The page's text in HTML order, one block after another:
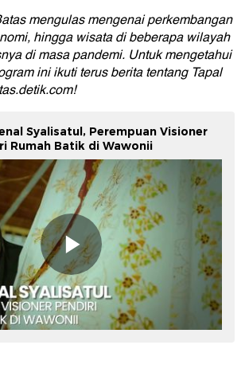
mengulas mengenai perkembangan
hingga wisata di beberapa wilayah
di masa pandemi. Untuk mengetahui
ini ikuti terus berita tentang Tapal
!
Syalisatul, Perempuan Visioner
Rumah Batik di Wawonii